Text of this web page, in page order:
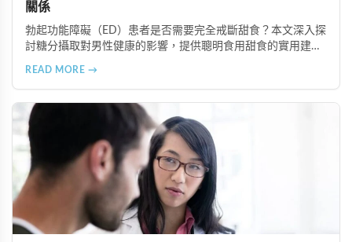
關係
勃起功能障礙（ED）患者是否需要完全戒斷甜食？本文深入探
討糖分攝取對男性健康的影響，提供聰明食用甜食的實用建
READ MORE →